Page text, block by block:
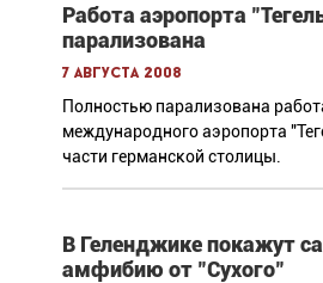
Работа аэропорта
парализована
7 августа 2008
Полностью парализована
международного аэропорта
части германской столицы.
В Геленджике покажут
амфибию от "Сухого"